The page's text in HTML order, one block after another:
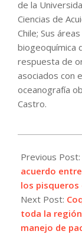
de la
Ciencias de
Chile; Sus
biogeoquímica
respuesta de
asociados con
oceanografía
Castro.
11-
02
Previous Post:
acuerdo
los pisqueros
Next Post:
toda la
manejo de